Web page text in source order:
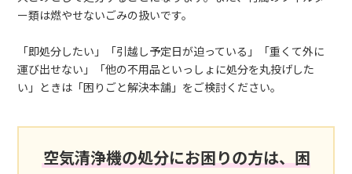
ー類は燃やせないごみの扱いです。
「即処分したい」「引越し予定日が迫っている」「重くて外に
運び出せない」「他の不用品といっしょに処分を丸投げした
い」ときは「困りごと解決本舗」をご検討ください。
空気清浄機の処分にお困りの方は、困